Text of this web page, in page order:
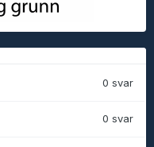
0 svar
0 svar